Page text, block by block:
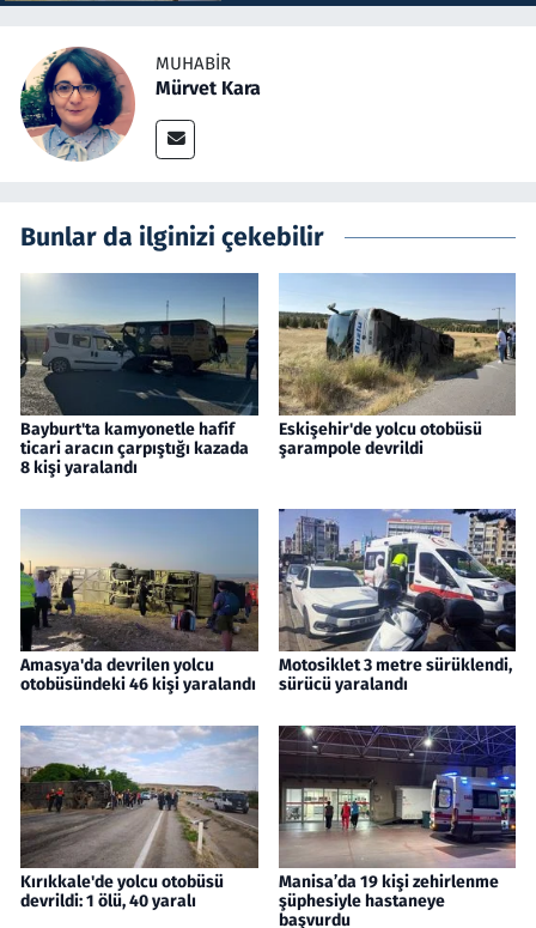
MUHABIR
Mürvet Kara
Bunlar da ilginizi çekebilir
Bayburt'ta kamyonetle hafif
ticari aracın çarpıştığı kazada
8 kişi yaralandı
Eskişehir'de yolcu otobüsü
şarampole devrildi
Amasya'da devrilen yolcu
otobüsündeki 46 kişi yaralandı
Motosiklet 3 metre sürüklendi,
sürücü yaralandı
Kırıkkale'de yolcu otobüsü
devrildi: 1 ölü, 40 yaralı
Manisa’da 19 kişi zehirlenme
şüphesiyle hastaneye
başvurdu